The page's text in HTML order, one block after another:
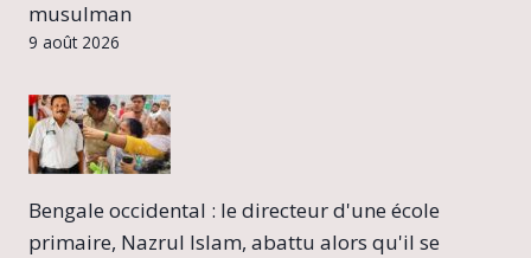
musulman
9 août 2026
Bengale occidental : le directeur d'une école
primaire, Nazrul Islam, abattu alors qu'il se